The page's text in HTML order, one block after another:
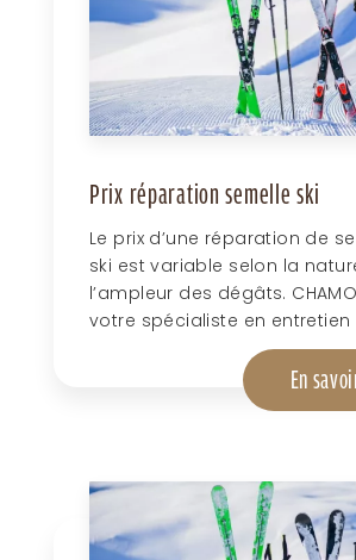
Prix réparation semelle ski
Le prix d’une réparation de
ski est variable selon la
l’ampleur des dégâts.
votre spécialiste en entretien
En